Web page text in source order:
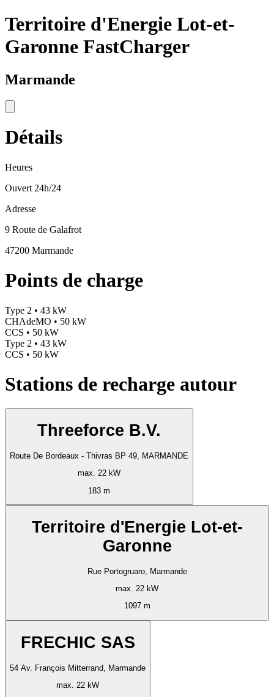
Territoire d'Energie Lot-et-
Garonne FastCharger
Marmande
Détails
Heures
Ouvert 24h/24
Adresse
9 Route de Galafrot
47200 Marmande
Points de charge
Type 2 • 43 kW
CHAdeMO • 50 kW
CCS • 50 kW
Type 2 • 43 kW
CCS • 50 kW
Stations de recharge autour
Threeforce B.V.
Route De Bordeaux - Thivras BP 49, MARMANDE
max. 22 kW
183 m
Territoire d'Energie Lot-et-
Garonne
Rue Portogruaro, Marmande
max. 22 kW
1097 m
FRECHIC SAS
54 Av. François Mitterrand, Marmande
max. 22 kW